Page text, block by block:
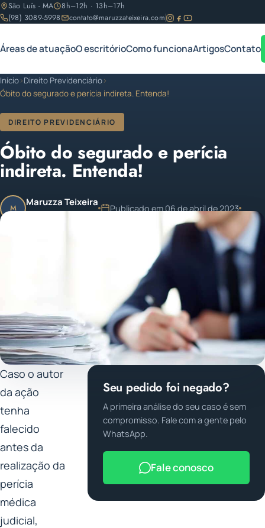
São Luís - MA
8h–12h · 13h–17h
(98) 3089-5998
contato@maruzzateixeira.com
Áreas de atuaçãoO escritórioComo funcionaArtigosContato
Início›Direito Previdenciário›
Óbito do segurado e perícia indireta. Entenda!
DIREITO PREVIDENCIÁRIO
Óbito do segurado e perícia
indireta. Entenda!
M Maruzza Teixeira
Publicado em 06 de abril de 2023
Caso o autor
da ação
tenha
falecido
antes da
realização da
perícia
médica
judicial,
Seu pedido foi negado?
A primeira análise do seu caso é sem
compromisso. Fale com a gente pelo
WhatsApp.
Fale conosco